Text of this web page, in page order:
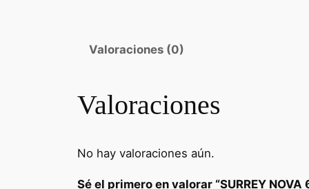
Valoraciones (0)
Valoraciones
No hay valoraciones aún.
Sé el primero en valorar “SURREY